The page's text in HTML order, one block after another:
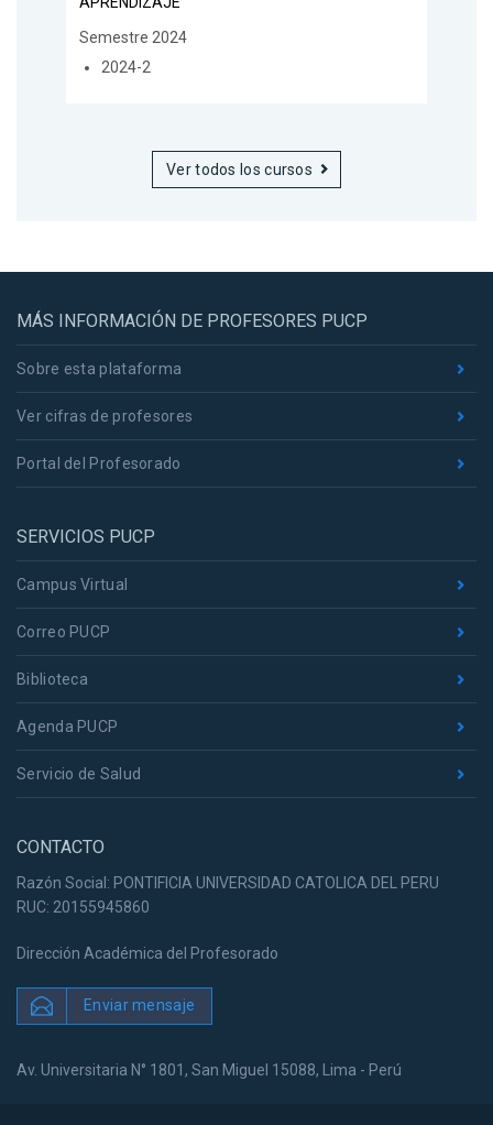
Semestre 2024
2024-2
Ver todos los cursos
MÁS INFORMACIÓN DE PROFESORES PUCP
Sobre esta plataforma
Ver cifras de profesores
Portal del Profesorado
SERVICIOS PUCP
Campus Virtual
Correo PUCP
Biblioteca
Agenda PUCP
Servicio de Salud
CONTACTO
Razón Social: PONTIFICIA UNIVERSIDAD CATOLICA DEL PERU
RUC: 20155945860
Dirección Académica del Profesorado
Enviar mensaje
Av. Universitaria N° 1801, San Miguel 15088, Lima - Perú